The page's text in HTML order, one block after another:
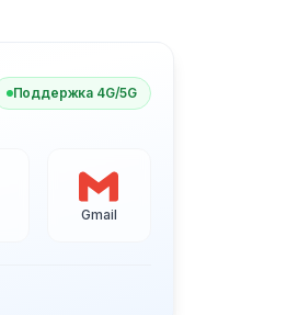
Поддержка 4G/5G
Gmail